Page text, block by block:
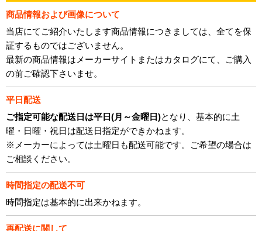
商品情報および画像について
当店にてご紹介いたします商品情報につきましては、全てを保
証するものではございません。
最新の商品情報はメーカーサイトまたはカタログにて、ご購入
の前ご確認下さいませ。
平日配送
ご指定可能な配送日は平日(月～金曜日)となり、基本的に土
曜・日曜・祝日は配送日指定ができかねます。
※メーカーによっては土曜日も配送可能です。ご希望の場合は
ご相談ください。
時間指定の配送不可
時間指定は基本的に出来かねます。
再配送に関して